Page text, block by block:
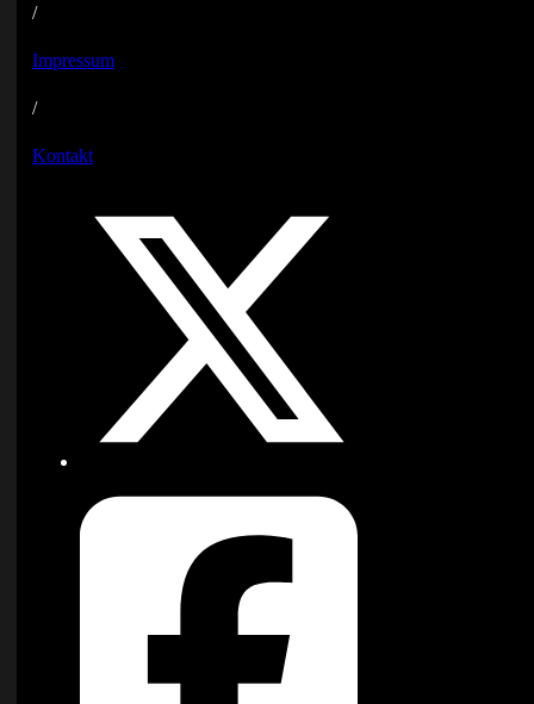
/
Impressum
/
Kontakt